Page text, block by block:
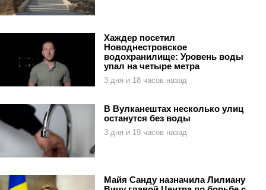
Хаждер посетил
Новоднестровское
водохранилище: Уровень воды
упал на четыре метра
3 дня и 18 часов назад
В Вулканештах несколько улиц
останутся без воды
3 дня и 19 часов назад
Майя Санду назначила Лилиану